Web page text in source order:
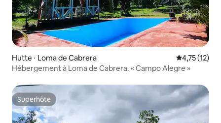
Hutte ⋅ Loma de Cabrera Évaluation
4,75 (12)
Hébergement à Loma de Cabrera. « Campo Alegre »
Superhôte
Superhôte